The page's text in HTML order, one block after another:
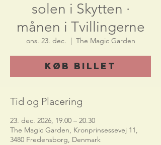
solen i Skytten ·
månen i Tvillingerne
ons. 23. dec.
  |
The Magic Garden
Køb billet
Tid og Placering
23. dec. 2026, 19.00 – 20.30
The Magic Garden, Kronprinsessevej 11,
3480 Fredensborg, Denmark